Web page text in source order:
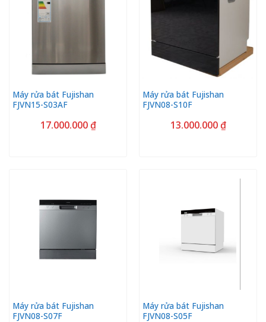
Máy rửa bát Fujishan
FJVN15-S03AF
17.000.000₫
Máy rửa bát Fujishan
FJVN08-S10F
13.000.000₫
Máy rửa bát Fujishan
FJVN08-S07F
Máy rửa bát Fujishan
FJVN08-S05F